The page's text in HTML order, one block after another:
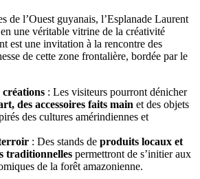
de l’Ouest guyanais, l’Esplanade Laurent
une véritable vitrine de la créativité
est une invitation à la rencontre des
de cette zone frontalière, bordée par le
créations : Les visiteurs pourront dénicher
des accessoires faits main et des objets
des cultures amérindiennes et
: Des stands de produits locaux et
traditionnelles permettront de s’initier aux
de la forêt amazonienne.